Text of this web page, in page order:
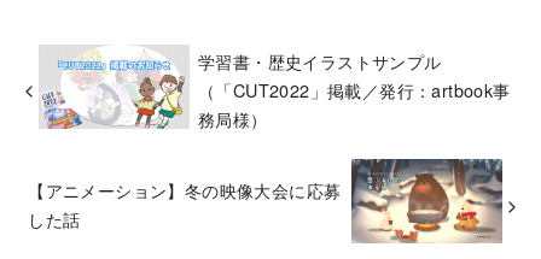
学習書・歴史イラストサンプル
（「CUT2022」掲載／発行：artbook事
務局様）
【アニメーション】冬の映像大会に応募
した話